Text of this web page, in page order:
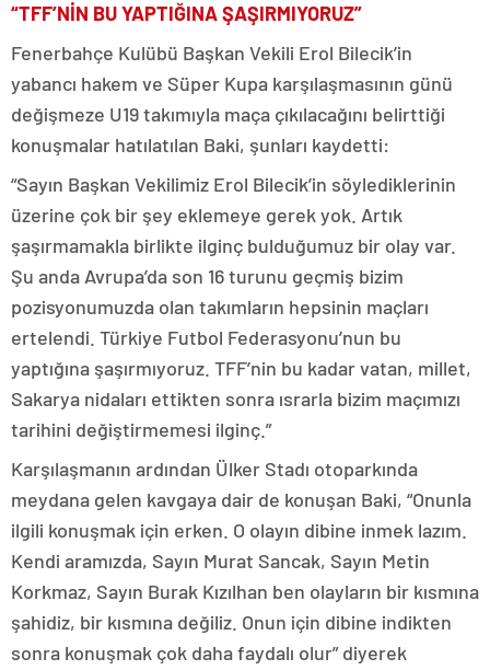
“TFF’NİN BU YAPTIĞINA ŞAŞIRMIYORUZ”
Fenerbahçe Kulübü Başkan Vekili Erol Bilecik’in
yabancı hakem ve Süper Kupa karşılaşmasının günü
değişmeze U19 takımıyla maça çıkılacağını belirttiği
konuşmalar hatılatılan Baki, şunları kaydetti:
“Sayın Başkan Vekilimiz Erol Bilecik’in söylediklerinin
üzerine çok bir şey eklemeye gerek yok. Artık
şaşırmamakla birlikte ilginç bulduğumuz bir olay var.
Şu anda Avrupa’da son 16 turunu geçmiş bizim
pozisyonumuzda olan takımların hepsinin maçları
ertelendi. Türkiye Futbol Federasyonu’nun bu
yaptığına şaşırmıyoruz. TFF’nin bu kadar vatan, millet,
Sakarya nidaları ettikten sonra ısrarla bizim maçımızı
tarihini değiştirmemesi ilginç.”
Karşılaşmanın ardından Ülker Stadı otoparkında
meydana gelen kavgaya dair de konuşan Baki, “Onunla
ilgili konuşmak için erken. O olayın dibine inmek lazım.
Kendi aramızda, Sayın Murat Sancak, Sayın Metin
Korkmaz, Sayın Burak Kızılhan ben olayların bir kısmına
şahidiz, bir kısmına değiliz. Onun için dibine indikten
sonra konuşmak çok daha faydalı olur” diyerek